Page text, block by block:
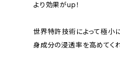
より効果がup！
世界特許技術によって極小
身成分の浸透率を高めてく